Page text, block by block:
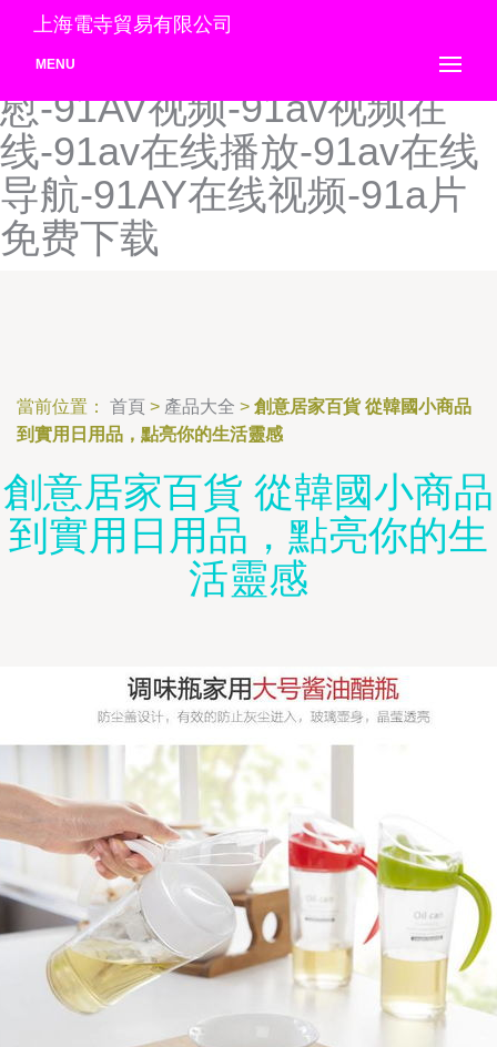
91AV福利导航-91AV福利导
航-91av官网-91AV人妻自
慰-91AV视频-91av视频在
线-91av在线播放-91av在线
导航-91AY在线视频-91a片
免费下载
上海電寺貿易有限公司
MENU
當前位置： 首頁 > 產品大全 > 創意居家百貨 從韓國小商品
到實用日用品，點亮你的生活靈感
創意居家百貨 從韓國小商品
到實用日用品，點亮你的生
活靈感